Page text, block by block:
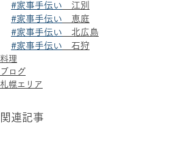
#家事手伝い 江別
#家事手伝い 恵庭
#家事手伝い 北広島
#家事手伝い 石狩
料理
ブログ
札幌エリア
関連記事